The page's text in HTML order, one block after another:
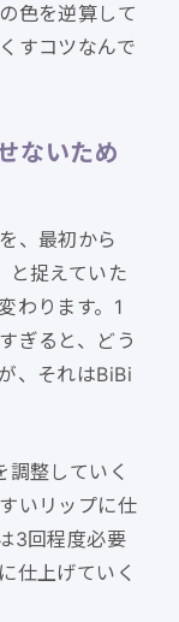
色を逆算して
すコツなんで
ないため
、最初から
と捉えていた
わります。1
ぎると、どう
、それはBiBi
整していく
いリップに仕
3回程度必要
仕上げていく